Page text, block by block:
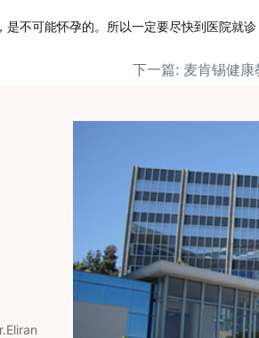
不可能怀孕的。所以一定要尽快到医院就